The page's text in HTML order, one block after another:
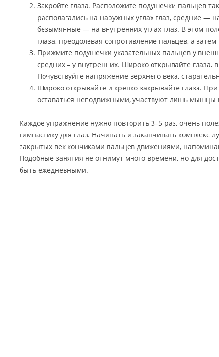
Закройте глаза. Расположите подушечки пальцев
располагались на наружных углах глаз, средние —
безымянные — на внутренних углах глаз. В этом
глаза, преодолевая сопротивление пальцев, а затем
Прижмите подушечки указательных пальцев у
средних – у внутренних. Широко открывайте глаза,
Почувствуйте напряжение верхнего века,
Широко открывайте и крепко закрывайте глаза.
оставаться неподвижными, участвуют лишь мышцы
Каждое упражнение нужно повторить 3–5 раз, очень
гимнастику для глаз. Начинать и заканчивать комплекс
закрытых век кончиками пальцев движениями,
Подобные занятия не отнимут много времени, но для
быть ежедневными.